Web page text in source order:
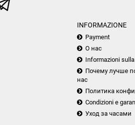
INFORMAZIONE
Payment
О нас
Informazioni
Почему лучше
нас
Политика
Condizioni e
Уход за часами